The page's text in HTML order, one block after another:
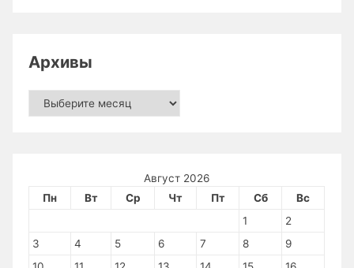
Архивы
Архивы
Август 2026
Пн
Вт Ср Чт Пт Сб
Вс
1
2
3
4 5 6 7 8
9